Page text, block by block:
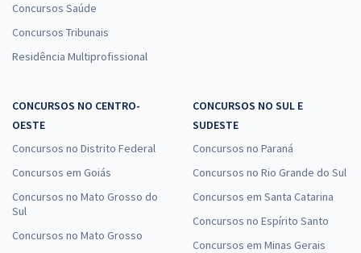
Concursos Saúde
Concursos Tribunais
Residência Multiprofissional
CONCURSOS NO CENTRO-
OESTE
Concursos no Distrito Federal
Concursos em Goiás
Concursos no Mato Grosso do
Sul
Concursos no Mato Grosso
CONCURSOS NO SUL E
SUDESTE
Concursos no Paraná
Concursos no Rio Grande do Sul
Concursos em Santa Catarina
Concursos no Espírito Santo
Concursos em Minas Gerais